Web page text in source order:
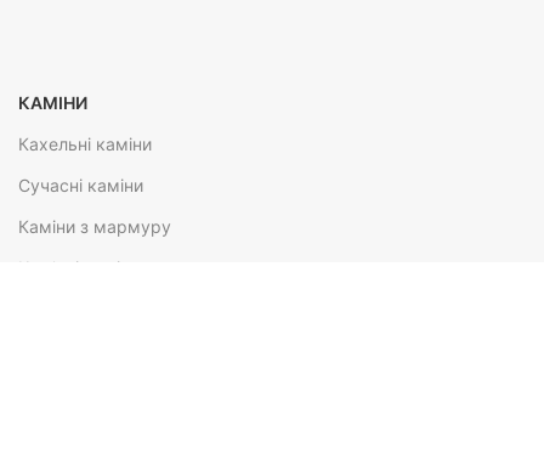
КАМІНИ
Кахельні каміни
Сучасні каміни
Каміни з мармуру
Кам'яні каміни